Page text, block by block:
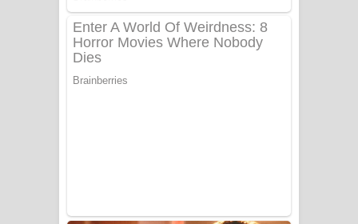
Katakara Song Lyrics - කටකාර ගීතයේ